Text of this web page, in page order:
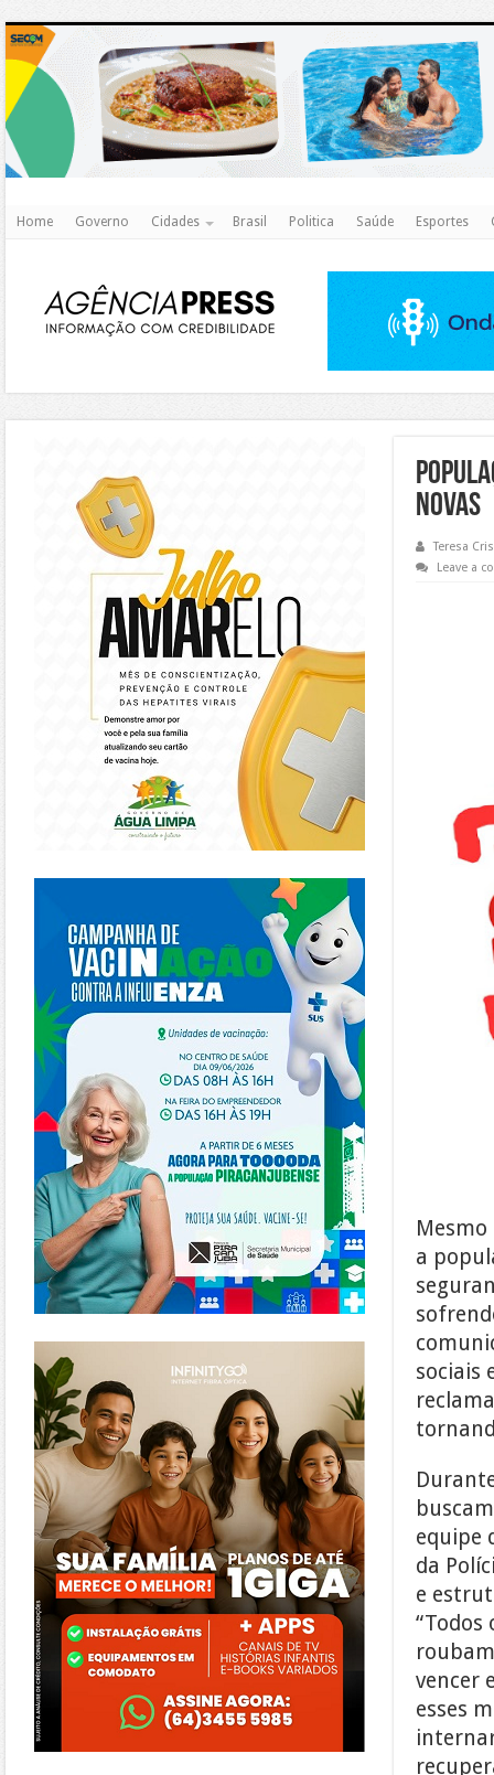
Home Governo Cidades Brasil Politica Saúde Esportes
Novas
Teresa
Leave a
a
sociais
equipe
da
e
“Todos
vencer
esses
https://piracanjuba.go.gov.br/
https://www.infinitygo.com.br/